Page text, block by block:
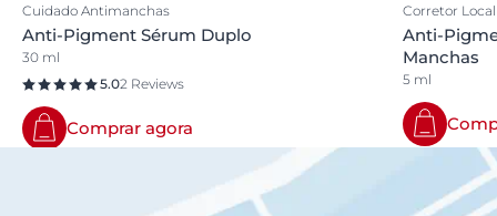
Cuidado Antimanchas
Anti-Pigment Sérum Duplo
30 ml
5.02 Reviews
Comprar agora
Corretor
Anti-
Manchas
5 ml